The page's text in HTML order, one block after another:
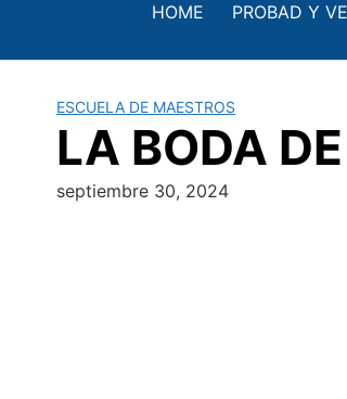
contenido
HOME PROBAD Y
ESCUELA DE MAESTROS
LA BODA
septiembre 30, 2024